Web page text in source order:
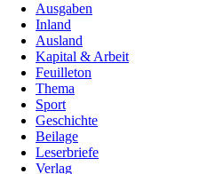
Ausgaben
Inland
Ausland
Kapital & Arbeit
Feuilleton
Thema
Sport
Geschichte
Beilage
Leserbriefe
Verlag